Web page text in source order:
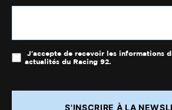
J'accepte de recevoir les informations
actualités du Racing 92.
S'INSCRIRE À LA